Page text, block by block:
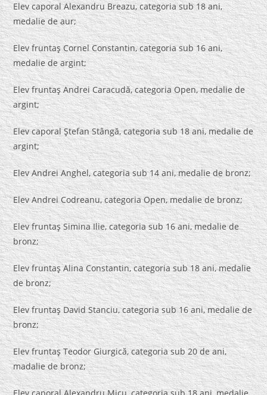
Elev caporal Alexandru Breazu, categoria sub 18 ani,
medalie de aur;
Elev fruntaş Cornel Constantin, categoria sub 16 ani,
medalie de argint;
Elev fruntaş Andrei Caracudă, categoria Open, medalie de
argint;
Elev caporal Ştefan Stângă, categoria sub 18 ani, medalie de
argint;
Elev Andrei Anghel, categoria sub 14 ani, medalie de bronz;
Elev Andrei Codreanu, categoria Open, medalie de bronz;
Elev fruntaş Simina Ilie, categoria sub 16 ani, medalie de
bronz;
Elev fruntaş Alina Constantin, categoria sub 18 ani, medalie
de bronz;
Elev fruntaş David Stanciu, categoria sub 16 ani, medalie de
bronz;
Elev fruntaş Teodor Giurgică, categoria sub 20 de ani,
madalie de bronz;